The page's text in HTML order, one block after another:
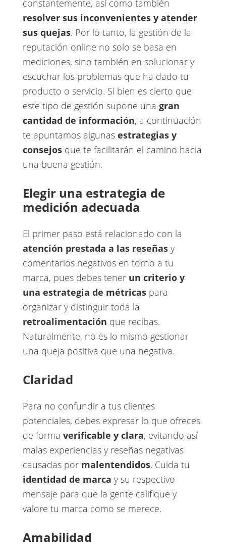
constantemente, así como también ​
resolver sus inconvenientes y atender
sus quejas​. Por lo tanto, la gestión de la
reputación online no solo se basa en
mediciones, sino también en solucionar y
escuchar los problemas que ha dado tu
producto o servicio. Si bien es cierto que
este tipo de gestión supone una ​ gran
cantidad de información​, a continuación
te apuntamos algunas estrategias y
consejos ​que te facilitarán el camino hacia
una buena gestión.
Elegir una estrategia de
medición adecuada
El primer paso está relacionado con la ​
atención prestada a las reseñas y
comentarios negativos en torno a tu
marca, pues debes tener ​ un criterio y
una estrategia de métricas para
organizar y distinguir toda la ​
retroalimentación que recibas.
Naturalmente, no es lo mismo gestionar
una queja positiva que una negativa.
Claridad
Para no confundir a tus clientes
potenciales, debes expresar lo que ofreces
de forma verificable y clara​, evitando así
malas experiencias y reseñas negativas
causadas por ​ malentendidos​. Cuida tu ​
identidad de marca y su respectivo
mensaje para que la gente califique y
valore tu marca como se merece.
Amabilidad